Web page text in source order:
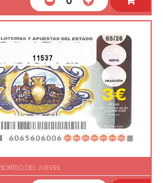
11537
SORTEO DEL JUEVES